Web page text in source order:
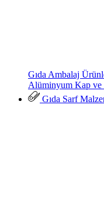
Gıda Ambalaj
Alüminyum Kap ve
Gıda Sarf